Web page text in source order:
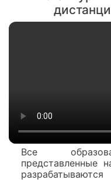
Все
представленные